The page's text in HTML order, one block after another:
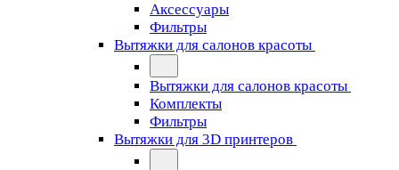
Аксессуары
Фильтры
Вытяжки для салонов красоты
Вытяжки для салонов красоты
Комплекты
Фильтры
Вытяжки для 3D принтеров